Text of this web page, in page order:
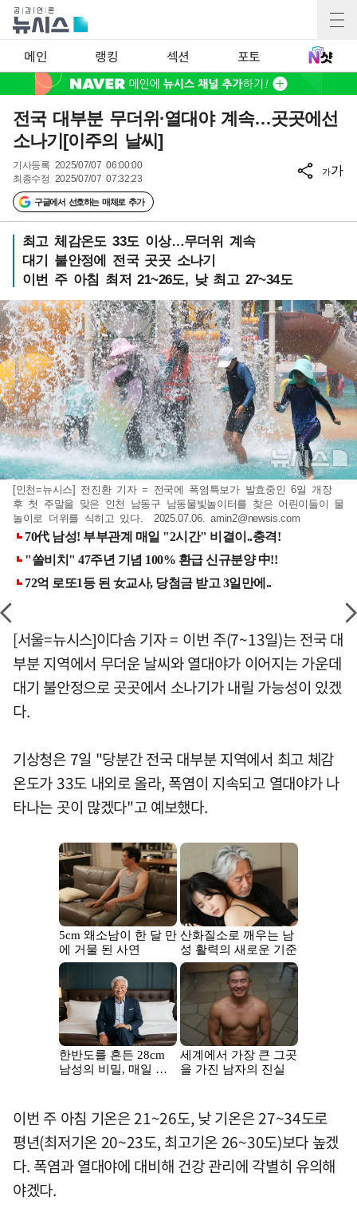
메인 랭킹 섹션 포토
전국 대부분 무더위·열대야 계속…곳곳에선
소나기[이주의 날씨]
기사등록 2025/07/07 06:00:00
최종수정 2025/07/07 07:32:23
구글에서 선호하는 매체로 추가
가가
최고 체감온도 33도 이상…무더위 계속
대기 불안정에 전국 곳곳 소나기
이번 주 아침 최저 21~26도, 낮 최고 27~34도
[인천=뉴시스] 전진환 기자 = 전국에 폭염특보가 발효중인 6일 개장
후 첫 주말을 맞은 인천 남동구 남동물빛놀이터를 찾은 어린이들이 물
놀이로 더위를 식히고 있다. 2025.07.06.amin2@newsis.com
[서울=뉴시스]이다솜 기자 = 이번 주(7~13일)는 전국 대
부분 지역에서 무더운 날씨와 열대야가 이어지는 가운데
대기 불안정으로 곳곳에서 소나기가 내릴 가능성이 있겠
다.
기상청은 7일 "당분간 전국 대부분 지역에서 최고 체감
온도가 33도 내외로 올라, 폭염이 지속되고 열대야가 나
타나는 곳이 많겠다"고 예보했다.
이번 주 아침 기온은 21~26도, 낮 기온은 27~34도로
평년(최저기온 20~23도, 최고기온 26~30도)보다 높겠
다. 폭염과 열대야에 대비해 건강 관리에 각별히 유의해
야겠다.